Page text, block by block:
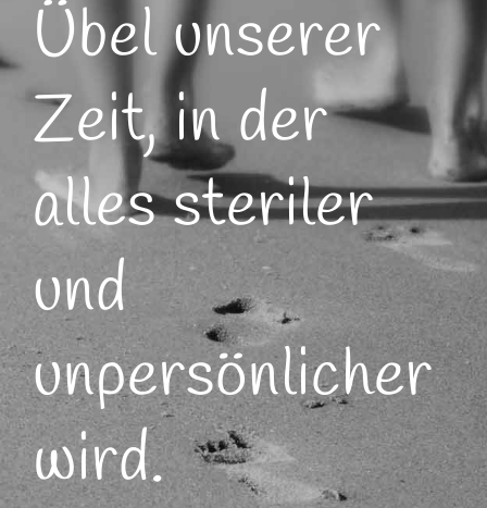
Übel unserer
Zeit, in der
alles steriler
und
unpersönlicher
wird.